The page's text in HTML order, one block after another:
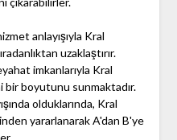
anlayışıyla Kral
uzaklaştırır.
imkanlarıyla Kral
boyutunu sunmaktadır.
olduklarında, Kral
yararlanarak A'dan B'ye